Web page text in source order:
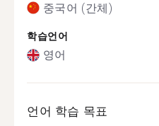
중국어 (간체)
학습언어
영어
언어 학습 목표